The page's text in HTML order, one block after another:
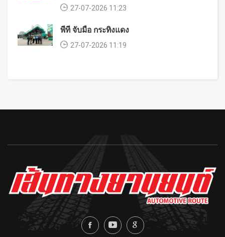
27-07-2026 11:23
พีที จับมือ กระทิงแดง
27-07-2026 11:19